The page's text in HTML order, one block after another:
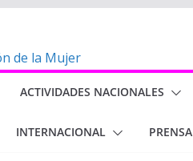
ACTIVIDADES NACIONALES
INTERNACIONAL PRENSA